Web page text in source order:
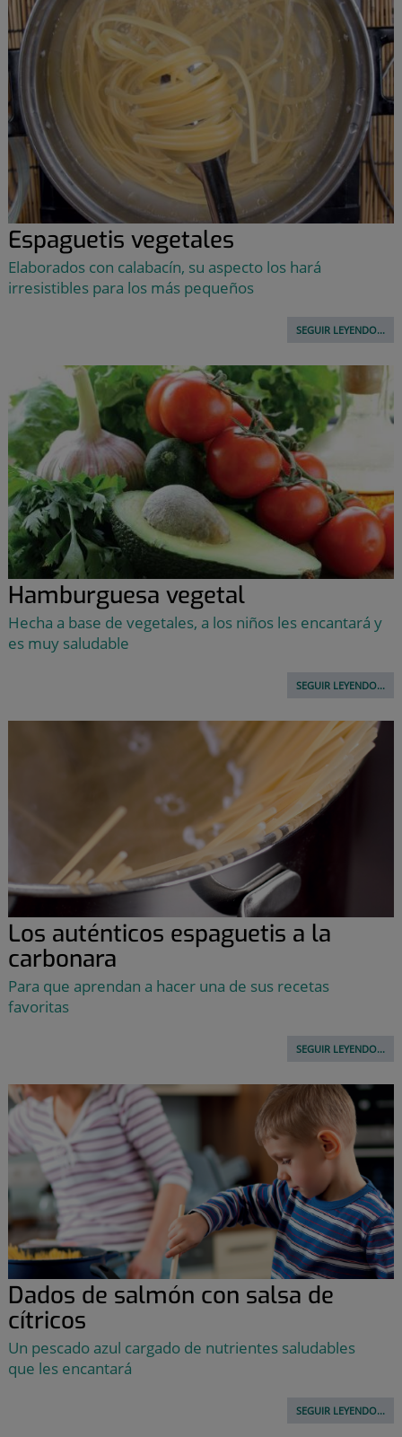
Espaguetis vegetales
Elaborados con calabacín, su aspecto los hará
irresistibles para los más pequeños
SEGUIR LEYENDO...
Hamburguesa vegetal
Hecha a base de vegetales, a los niños les encantará y
es muy saludable
SEGUIR LEYENDO...
Los auténticos espaguetis a la
carbonara
Para que aprendan a hacer una de sus recetas
favoritas
SEGUIR LEYENDO...
Dados de salmón con salsa de
cítricos
Un pescado azul cargado de nutrientes saludables
que les encantará
SEGUIR LEYENDO...